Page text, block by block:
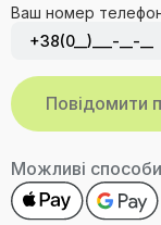
Ваш номер
Можливі